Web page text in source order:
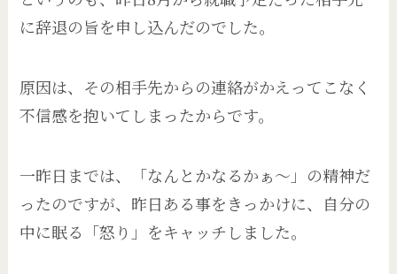
に辞退の旨を申し込んだのでした。
原因は、その相手先からの連絡がかえってこなく
不信感を抱いてしまったからです。
一昨日までは、「なんとかなるかぁ〜」の精神だ
ったのですが、昨日ある事をきっかけに、自分の
中に眠る「怒り」をキャッチしました。